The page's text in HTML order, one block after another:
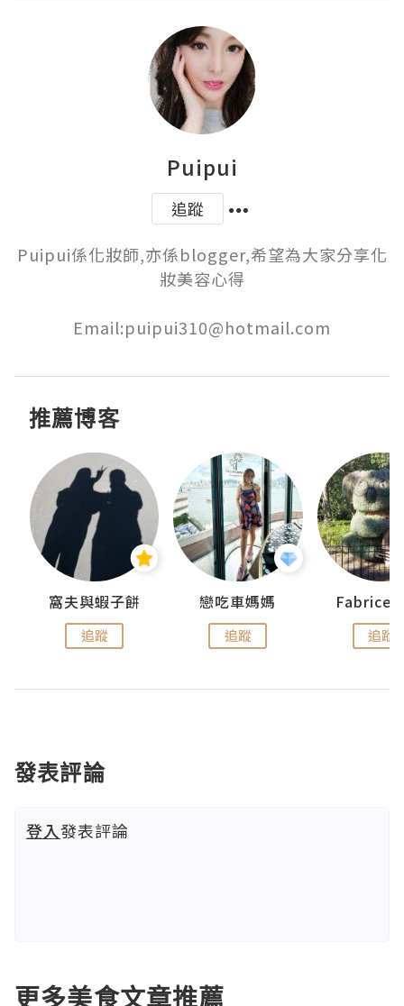
Puipui
追蹤
Puipui係化妝師,亦係blogger,希望為大家分享化
妝美容心得
Email:puipui310@hotmail.com
推薦博客
窩夫與蝦子餅
追蹤
戀吃車媽媽
追蹤
Fabrice
追蹤
發表評論
登入發表評論
更多美食文章推薦